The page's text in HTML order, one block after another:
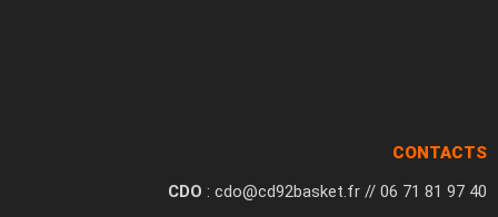
CONTACTS
CDO : cdo@cd92basket.fr // 06 71 81 97 40